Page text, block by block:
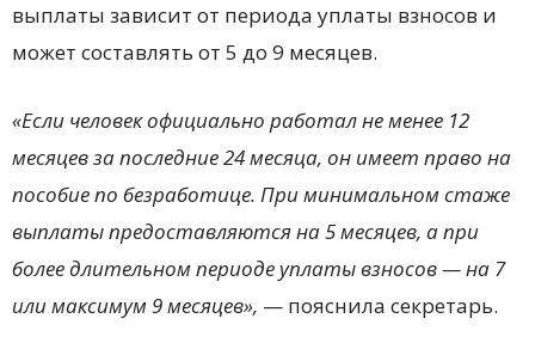
выплаты зависит от периода уплаты взносов и
может составлять от 5 до 9 месяцев.
«Если человек официально работал не менее 12
месяцев за последние 24 месяца, он имеет право на
пособие по безработице. При минимальном стаже
выплаты предоставляются на 5 месяцев, а при
более длительном периоде уплаты взносов — на 7
или максимум 9 месяцев», — пояснила секретарь.